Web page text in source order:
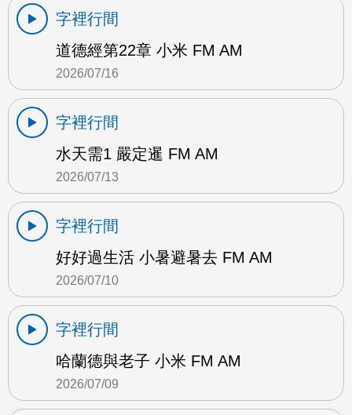
字裡行間
道德經第22章 小米 FM AM
2026/07/16
字裡行間
水天需1 嚴定暹 FM AM
2026/07/13
字裡行間
好好過生活 小暑避暑去 FM AM
2026/07/10
字裡行間
哈蘭德與老子 小米 FM AM
2026/07/09